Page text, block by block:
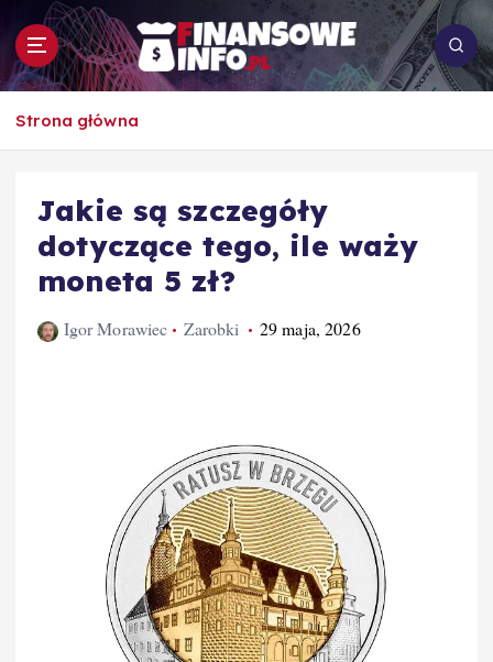
p
To i owo o rachunkowości, pracy, biznesie i
Strona główna
Jakie są szczegóły
dotyczące tego, ile waży
moneta 5 zł?
Igor Morawiec Zarobki 29 maja, 2026